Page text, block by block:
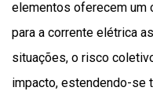
elementos oferecem um
para a corrente elétrica
situações, o risco
impacto, estendendo-se